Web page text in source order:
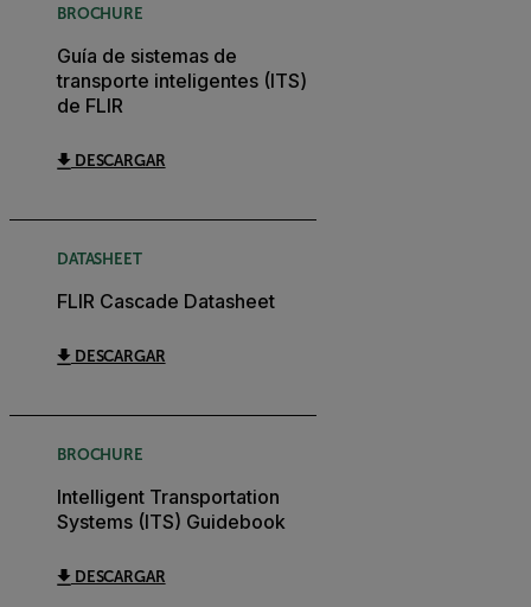
BROCHURE
Guía de sistemas de
transporte inteligentes (ITS)
de FLIR
DESCARGAR
DATASHEET
FLIR Cascade Datasheet
DESCARGAR
BROCHURE
Intelligent Transportation
Systems (ITS) Guidebook
DESCARGAR